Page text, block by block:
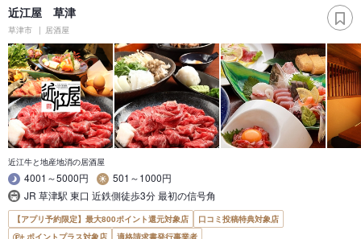
近江屋 草津
草津市 居酒屋
近江牛と地産地消の居酒屋
4001～5000円
501～1000円
JR 草津駅 東口 近鉄側徒歩3分 最初の信号角
【アプリ予約限定】最大800ポイント還元対象店
口コミ投稿特典対象店
ポイントプラス対象店
適格請求書発行事業者